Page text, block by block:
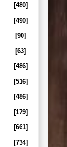
[480]
[490]
[90]
[63]
[486]
[516]
[486]
[179]
[661]
[734]